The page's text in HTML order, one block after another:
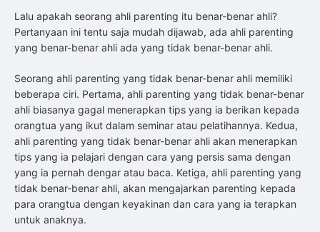
Lalu apakah seorang ahli parenting itu benar-benar ahli?
Pertanyaan ini tentu saja mudah dijawab, ada ahli parenting
yang benar-benar ahli ada yang tidak benar-benar ahli.
Seorang ahli parenting yang tidak benar-benar ahli memiliki
beberapa ciri. Pertama, ahli parenting yang tidak benar-benar
ahli biasanya gagal menerapkan tips yang ia berikan kepada
orangtua yang ikut dalam seminar atau pelatihannya. Kedua,
ahli parenting yang tidak benar-benar ahli akan menerapkan
tips yang ia pelajari dengan cara yang persis sama dengan
yang ia pernah dengar atau baca. Ketiga, ahli parenting yang
tidak benar-benar ahli, akan mengajarkan parenting kepada
para orangtua dengan keyakinan dan cara yang ia terapkan
untuk anaknya.